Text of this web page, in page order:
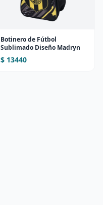
Botinero de Fútbol
Sublimado Diseño Madryn
$ 13440